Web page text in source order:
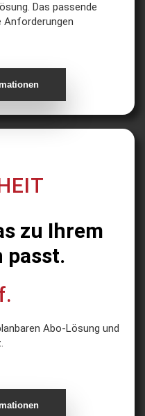
Das passende
Anforderungen
zu Ihrem
passt.
Abo-Lösung und